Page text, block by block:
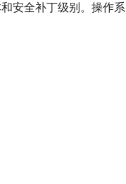
安全补丁级别。操作系